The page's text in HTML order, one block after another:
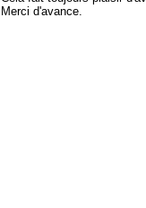
Merci d'avance.